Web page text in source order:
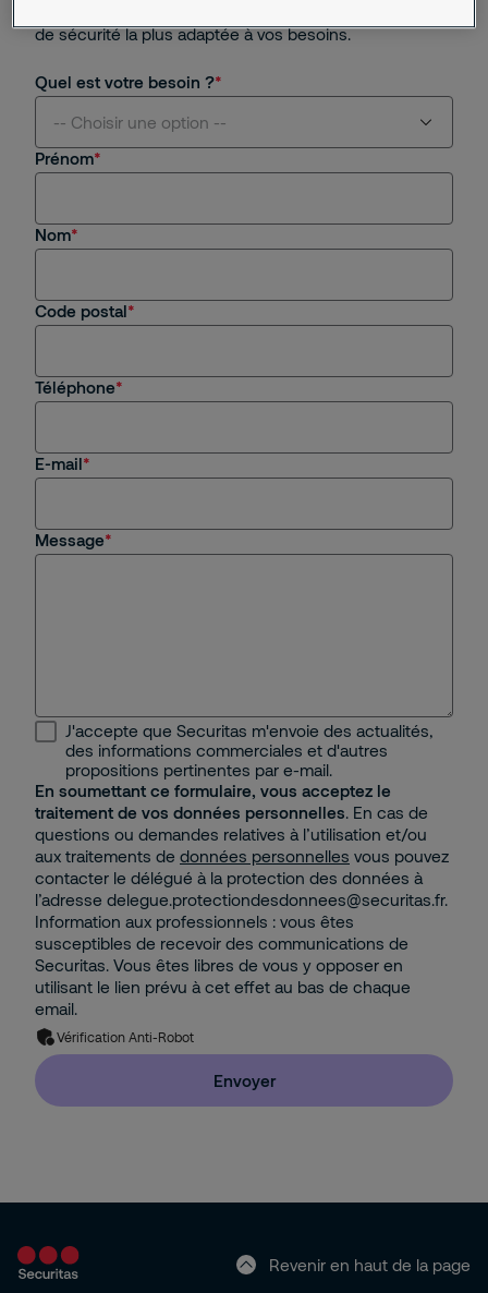
de sécurité la plus adaptée à vos besoins.
Quel est votre besoin ?
-- Choisir une option --
Je suis client(e) de Securitas
Prénom
Nom
Code postal
Téléphone
E-mail
Message
J'accepte que Securitas m'envoie des actualités,
des informations commerciales et d'autres
propositions pertinentes par e-mail.
En soumettant ce formulaire, vous acceptez le
traitement de vos données personnelles. En cas de
questions ou demandes relatives à l’utilisation et/ou
aux traitements de données personnelles vous pouvez
contacter le délégué à la protection des données à
l’adresse delegue.protectiondesdonnees@securitas.fr.
Information aux professionnels : vous êtes
susceptibles de recevoir des communications de
Securitas. Vous êtes libres de vous y opposer en
utilisant le lien prévu à cet effet au bas de chaque
email.
Vérification Anti-Robot
Envoyer
Revenir en haut de la page